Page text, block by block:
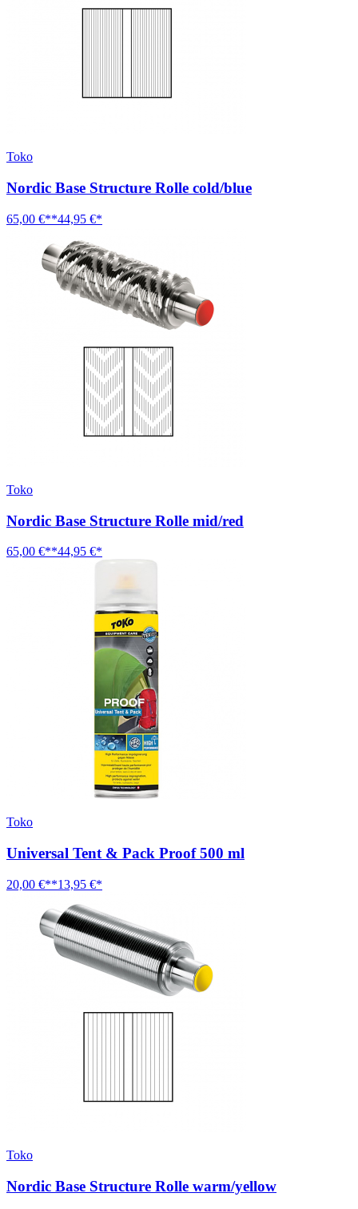
Toko
Nordic Base Structure Rolle cold/blue
65,00 €**44,95 €*
Toko
Nordic Base Structure Rolle mid/red
65,00 €**44,95 €*
Toko
Universal Tent & Pack Proof 500 ml
20,00 €**13,95 €*
Toko
Nordic Base Structure Rolle warm/yellow